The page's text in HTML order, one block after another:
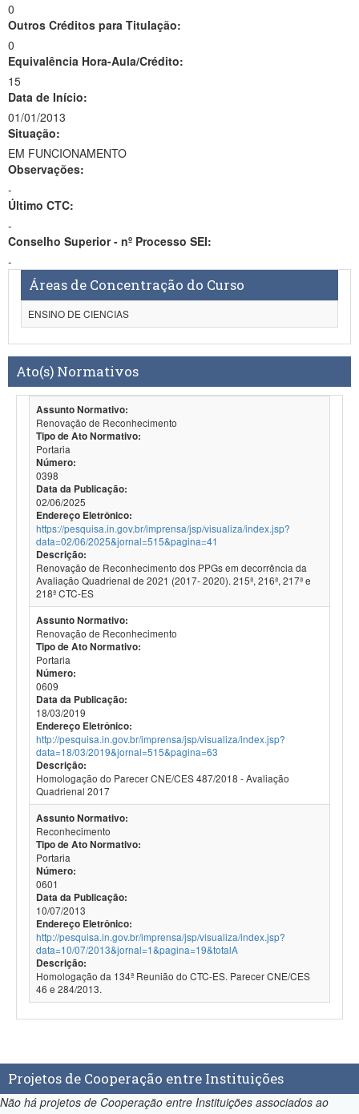
0
Outros Créditos para Titulação:
0
Equivalência Hora-Aula/Crédito:
15
Data de Início:
01/01/2013
Situação:
EM FUNCIONAMENTO
Observações:
-
Último CTC:
-
Conselho Superior - nº Processo SEI:
-
Áreas de Concentração do Curso
ENSINO DE CIENCIAS
Ato(s) Normativos
Assunto Normativo:
Renovação de Reconhecimento
Tipo de Ato Normativo:
Portaria
Número:
0398
Data da Publicação:
02/06/2025
Endereço Eletrônico:
https://pesquisa.in.gov.br/imprensa/jsp/visualiza/index.jsp?
data=02/06/2025&jornal=515&pagina=41
Descrição:
Renovação de Reconhecimento dos PPGs em decorrência da
Avaliação Quadrienal de 2021 (2017- 2020). 215ª, 216ª, 217ª e
218ª CTC-ES
Assunto Normativo:
Renovação de Reconhecimento
Tipo de Ato Normativo:
Portaria
Número:
0609
Data da Publicação:
18/03/2019
Endereço Eletrônico:
http://pesquisa.in.gov.br/imprensa/jsp/visualiza/index.jsp?
data=18/03/2019&jornal=515&pagina=63
Descrição:
Homologação do Parecer CNE/CES 487/2018 - Avaliação
Quadrienal 2017
Assunto Normativo:
Reconhecimento
Tipo de Ato Normativo:
Portaria
Número:
0601
Data da Publicação:
10/07/2013
Endereço Eletrônico:
http://pesquisa.in.gov.br/imprensa/jsp/visualiza/index.jsp?
data=10/07/2013&jornal=1&pagina=19&totalA
Descrição:
Homologação da 134ª Reunião do CTC-ES. Parecer CNE/CES
46 e 284/2013.
Projetos de Cooperação entre Instituições
Não há projetos de Cooperação entre Instituições associados ao